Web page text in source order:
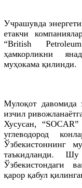
Учрашувда
етакчи
“British
ҳамкорликни
муҳокама қилинди.
Мулоқот давомида
изчил
Хусусан,
углеводород
Ўзбекистоннинг
таъкидланди.
Ўзбекистондаги
қарор қабул